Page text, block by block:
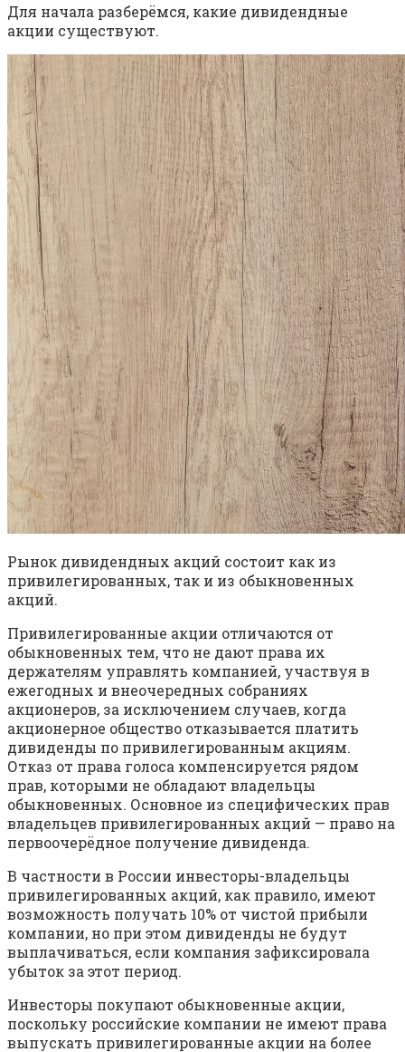
Для начала разберёмся, какие дивидендные
акции существуют.
Рынок дивидендных акций состоит как из
привилегированных, так и из обыкновенных
акций.
Привилегированные акции отличаются от
обыкновенных тем, что не дают права их
держателям управлять компанией, участвуя в
ежегодных и внеочередных собраниях
акционеров, за исключением случаев, когда
акционерное общество отказывается платить
дивиденды по привилегированным акциям.
Отказ от права голоса компенсируется рядом
прав, которыми не обладают владельцы
обыкновенных. Основное из специфических прав
владельцев привилегированных акций — право на
первоочерёдное получение дивиденда.
В частности в России инвесторы-владельцы
привилегированных акций, как правило, имеют
возможность получать 10% от чистой прибыли
компании, но при этом дивиденды не будут
выплачиваться, если компания зафиксировала
убыток за этот период.
Инвесторы покупают обыкновенные акции,
поскольку российские компании не имеют права
выпускать привилегированные акции на более